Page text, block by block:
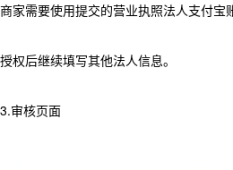
商家需要使用提交的营业执照法人支付宝
授权后继续填写其他法人信息。
3.审核页面